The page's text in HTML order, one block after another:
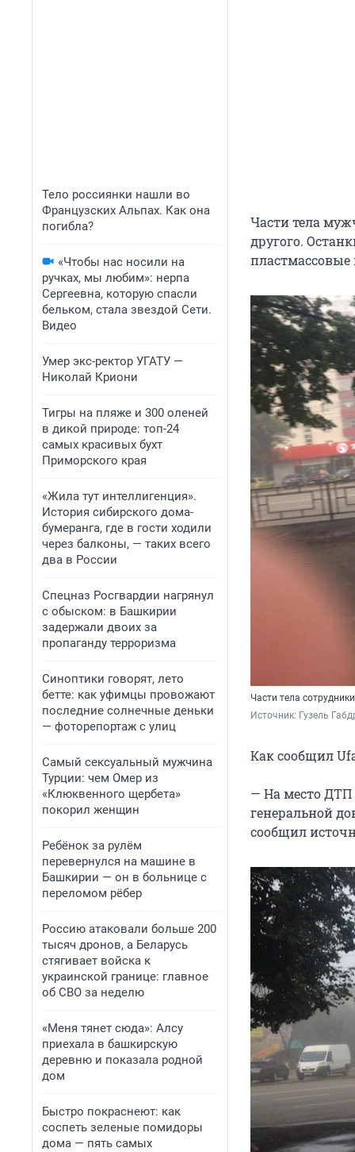
Тело россиянки нашли во
Французских Альпах. Как она
погибла?
«Чтобы нас носили на
ручках, мы любим»: нерпа
Сергеевна, которую спасли
бельком, стала звездой Сети.
Видео
Умер экс-ректор УГАТУ —
Николай Криони
Тигры на пляже и 300 оленей
в дикой природе: топ-24
самых красивых бухт
Приморского края
«Жила тут интеллигенция».
История сибирского дома-
бумеранга, где в гости ходили
через балконы, — таких всего
два в России
Спецназ Росгвардии нагрянул
с обыском: в Башкирии
задержали двоих за
пропаганду терроризма
Синоптики говорят, лето
бетте: как уфимцы провожают
последние солнечные деньки
— фоторепортаж с улиц
Самый сексуальный мужчина
Турции: чем Омер из
«Клюквенного щербета»
покорил женщин
Ребёнок за рулём
перевернулся на машине в
Башкирии — он в больнице с
переломом рёбер
Россию атаковали больше 200
тысяч дронов, а Беларусь
стягивает войска к
украинской границе: главное
об СВО за неделю
«Меня тянет сюда»: Алсу
приехала в башкирскую
деревню и показала родной
дом
Быстро покраснеют: как
соспеть зеленые помидоры
дома — пять самых
Части тела
другого.
пластмассовые
Части тела
Источник: Гузель
Как сообщил
— На место ДТП
генеральной
сообщил